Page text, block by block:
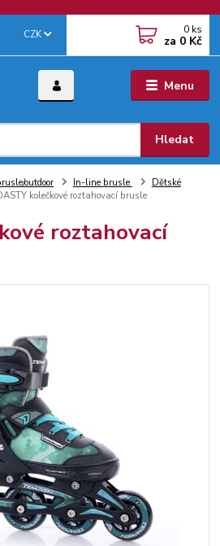
Menu
CZK
Hledat
0 ks
za 0 Kč
outdoor In-line brusle
Dětské
kolečkové roztahovací brusle
roztahovací